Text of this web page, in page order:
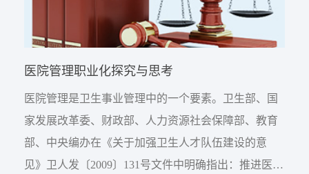
医院管理职业化探究与思考
医院管理是卫生事业管理中的一个要素。卫生部、国
家发展改革委、财政部、人力资源社会保障部、教育
部、中央编办在《关于加强卫生人才队伍建设的意
见》卫人发〔2009〕131号文件中明确指出：推进医疗